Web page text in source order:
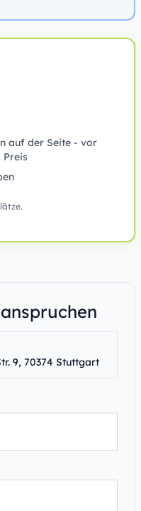
auf der Seite - vor
9, 70374 Stuttgart